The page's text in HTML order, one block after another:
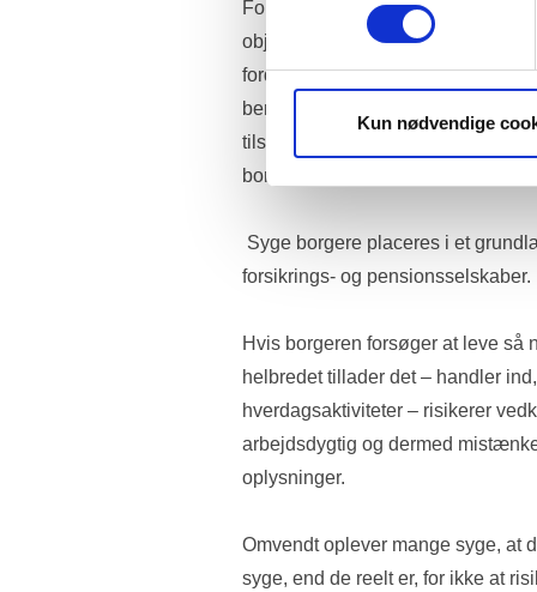
Kun nødvendige
Forsikringsankenævnet kan ikke
objektiv instans, når dets
fordel for forsikringsselskaberne.
berettiget tvivl om, hvorvidt
tilstrækkelig vægt, og om nævnet
borgernes retssikkerhed.
forsikrings- og pensionsselskaber.
Hvis borgeren forsøger at leve så
helbredet tillader det – handler
hverdagsaktiviteter – risikerer
arbejdsdygtig og dermed
oplysninger.
Omvendt oplever mange syge, at
syge, end de reelt er, for ikke at